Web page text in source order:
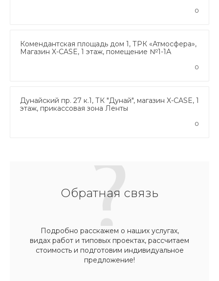
0
Комендантская площадь дом 1, ТРК «Атмосфера»,
Магазин X-CASE, 1 этаж, помещение №1-1А
0
Дунайский пр. 27 к.1, ТК "Дунай", магазин X-CASE, 1
этаж, прикассовая зона Ленты
0
Обратная связь
Подробно расскажем о наших услугах,
видах работ и типовых проектах, рассчитаем
стоимость и подготовим индивидуальное
предложение!